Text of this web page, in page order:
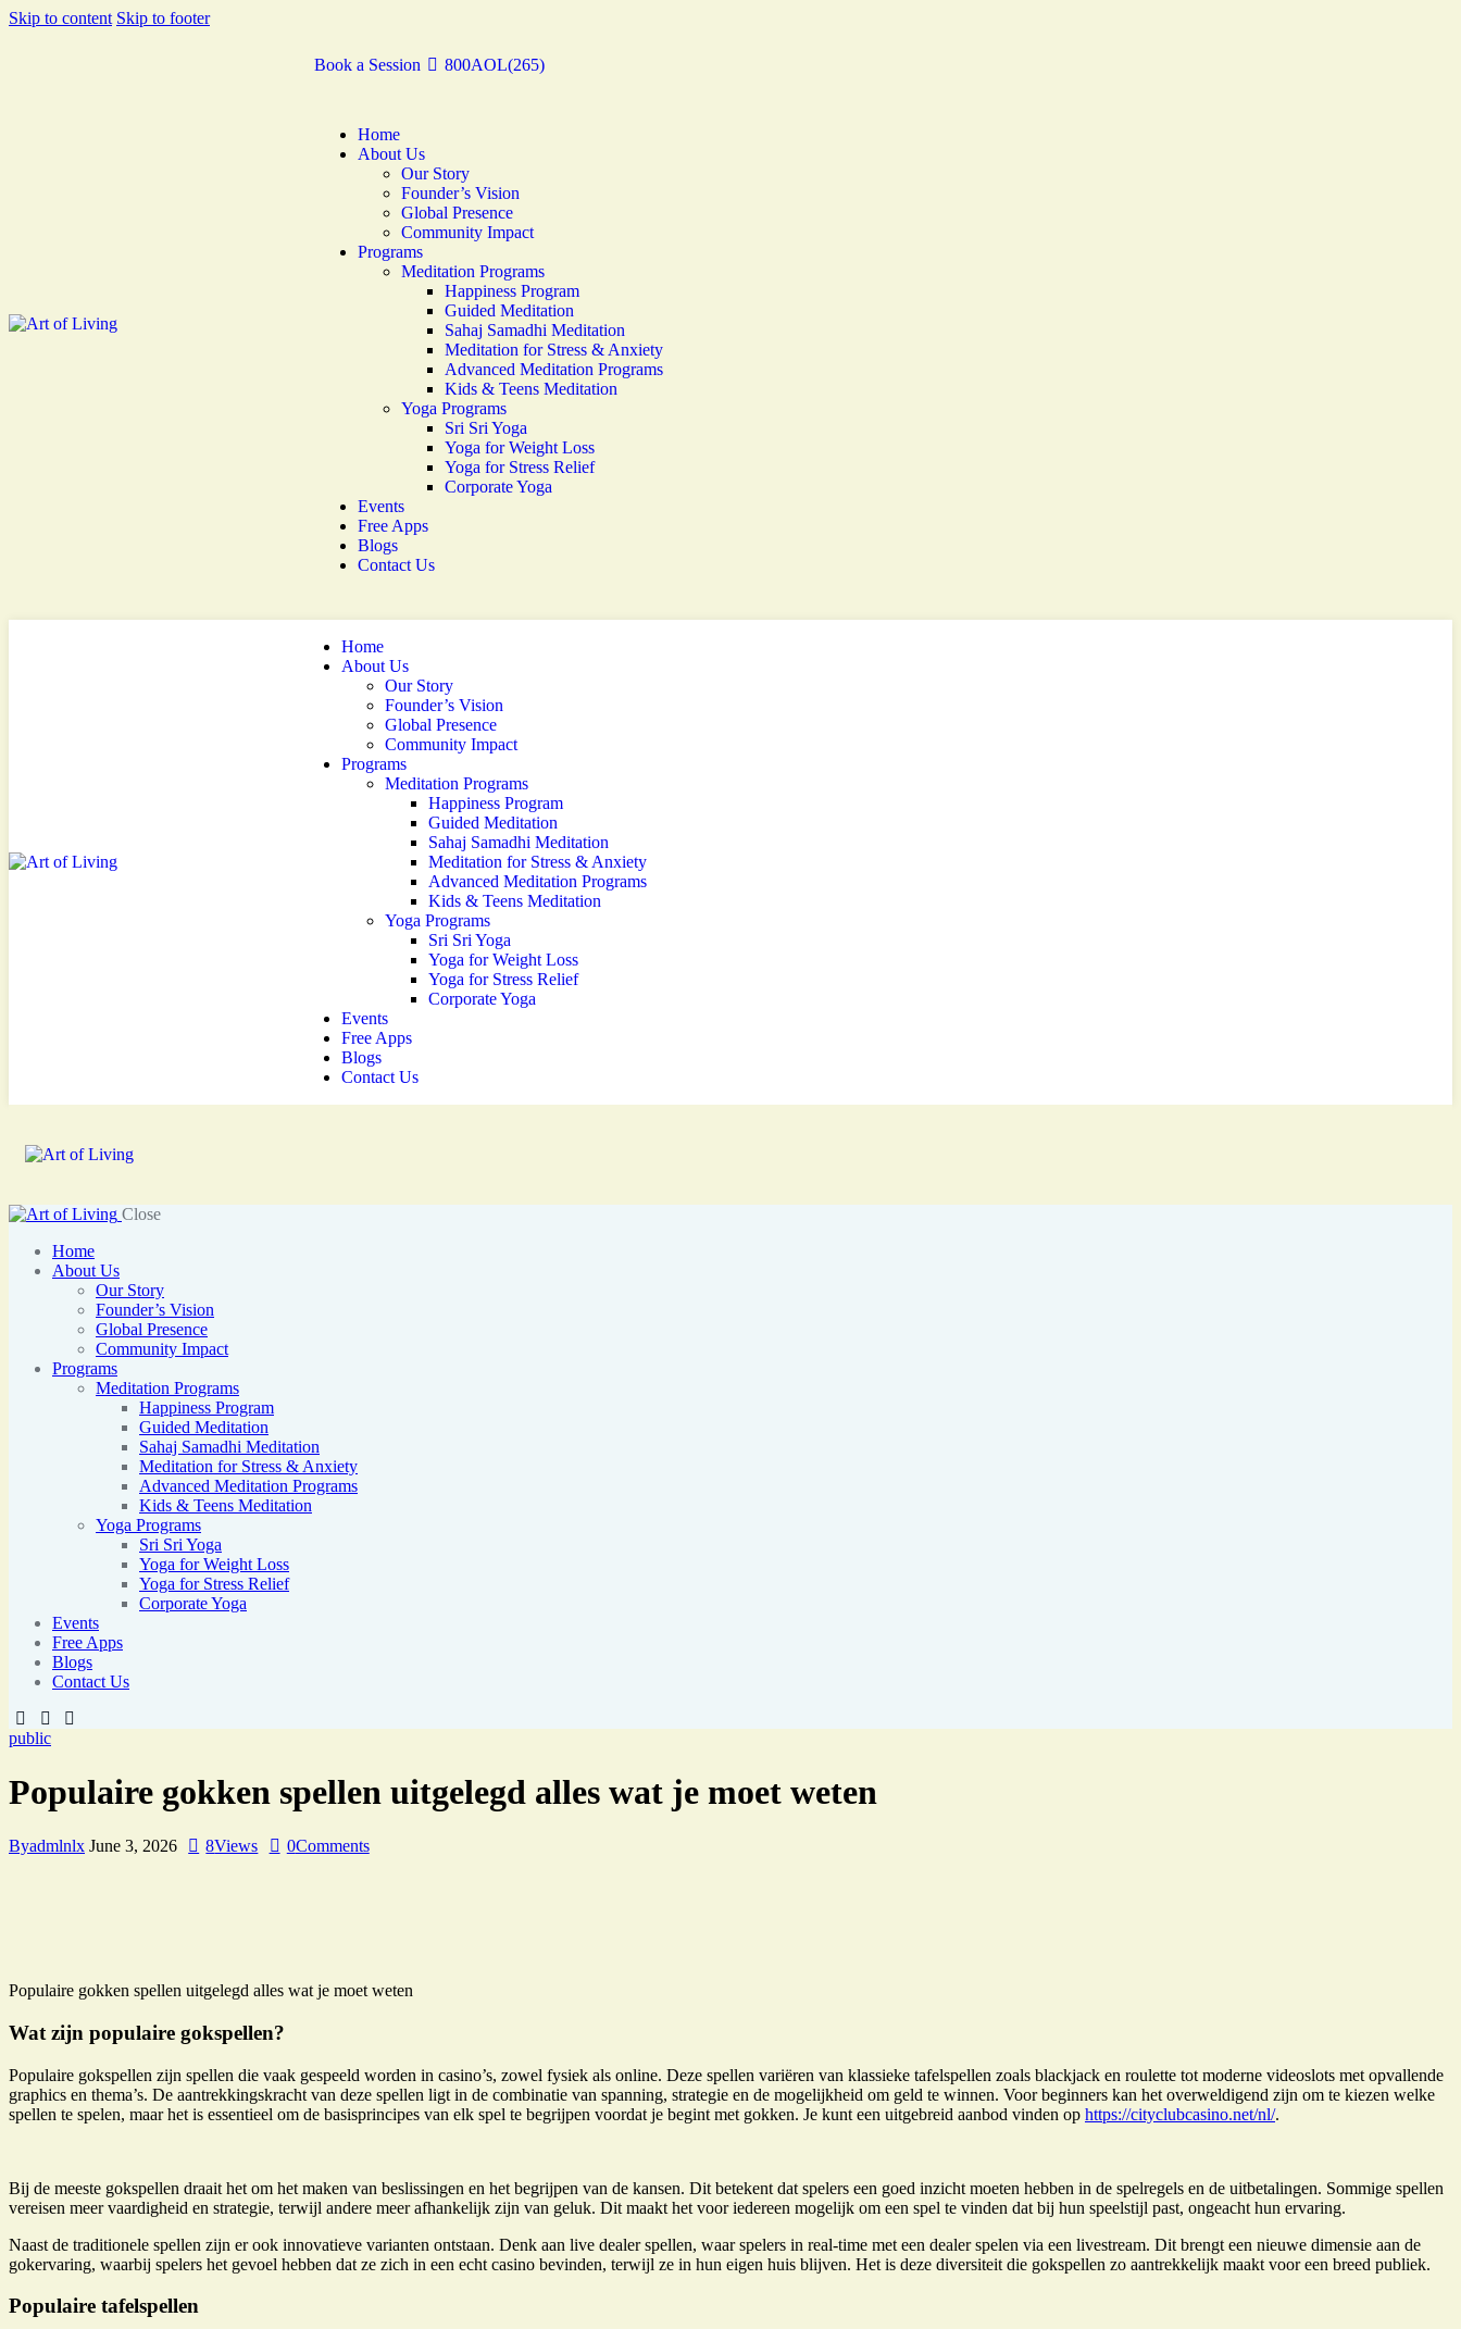
Skip to content Skip to footer
Book a Session 800AOL(265)
Home
About Us
Our Story
Founder’s Vision
Global Presence
Community Impact
Programs
Meditation Programs
Happiness Program
Guided Meditation
Sahaj Samadhi Meditation
Meditation for Stress & Anxiety
Advanced Meditation Programs
Kids & Teens Meditation
Yoga Programs
Sri Sri Yoga
Yoga for Weight Loss
Yoga for Stress Relief
Corporate Yoga
Events
Free Apps
Blogs
Contact Us
Home
About Us
Our Story
Founder’s Vision
Global Presence
Community Impact
Programs
Meditation Programs
Happiness Program
Guided Meditation
Sahaj Samadhi Meditation
Meditation for Stress & Anxiety
Advanced Meditation Programs
Kids & Teens Meditation
Yoga Programs
Sri Sri Yoga
Yoga for Weight Loss
Yoga for Stress Relief
Corporate Yoga
Events
Free Apps
Blogs
Contact Us
Close
Home
About Us
Our Story
Founder’s Vision
Global Presence
Community Impact
Programs
Meditation Programs
Happiness Program
Guided Meditation
Sahaj Samadhi Meditation
Meditation for Stress & Anxiety
Advanced Meditation Programs
Kids & Teens Meditation
Yoga Programs
Sri Sri Yoga
Yoga for Weight Loss
Yoga for Stress Relief
Corporate Yoga
Events
Free Apps
Blogs
Contact Us
public
Populaire gokken spellen uitgelegd alles wat je moet weten
Byadmlnlx June 3, 2026 8Views 0Comments
Populaire gokken spellen uitgelegd alles wat je moet weten
Wat zijn populaire gokspellen?
Populaire gokspellen zijn spellen die vaak gespeeld worden in casino’s, zowel fysiek als online. Deze spellen variëren van klassieke tafelspellen zoals blackjack en roulette tot moderne videoslots met opvallende
graphics en thema’s. De aantrekkingskracht van deze spellen ligt in de combinatie van spanning, strategie en de mogelijkheid om geld te winnen. Voor beginners kan het overweldigend zijn om te kiezen welke
spellen te spelen, maar het is essentieel om de basisprincipes van elk spel te begrijpen voordat je begint met gokken. Je kunt een uitgebreid aanbod vinden op https://cityclubcasino.net/nl/.
Bij de meeste gokspellen draait het om het maken van beslissingen en het begrijpen van de kansen. Dit betekent dat spelers een goed inzicht moeten hebben in de spelregels en de uitbetalingen. Sommige spellen
vereisen meer vaardigheid en strategie, terwijl andere meer afhankelijk zijn van geluk. Dit maakt het voor iedereen mogelijk om een spel te vinden dat bij hun speelstijl past, ongeacht hun ervaring.
Naast de traditionele spellen zijn er ook innovatieve varianten ontstaan. Denk aan live dealer spellen, waar spelers in real-time met een dealer spelen via een livestream. Dit brengt een nieuwe dimensie aan de
gokervaring, waarbij spelers het gevoel hebben dat ze zich in een echt casino bevinden, terwijl ze in hun eigen huis blijven. Het is deze diversiteit die gokspellen zo aantrekkelijk maakt voor een breed publiek.
Populaire tafelspellen